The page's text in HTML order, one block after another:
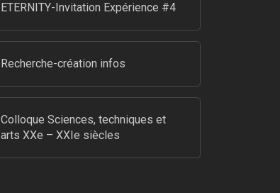
ETERNITY-Invitation Expérience #4
Recherche-création infos
Colloque Sciences, techniques et
arts XXe – XXIe siècles